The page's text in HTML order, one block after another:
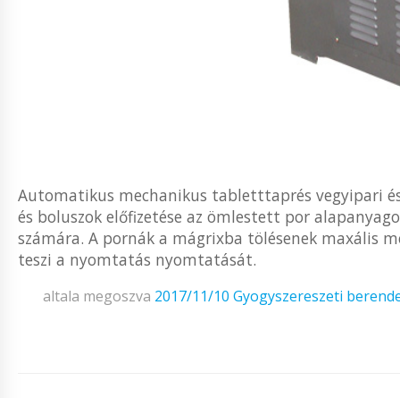
Automatikus mechanikus tabletttaprés vegyipari
és boluszok előfizetése az ömlestett por
számára. A pornák a mágrixba tölésenek maxális
teszi a nyomtatás nyomtatását.
altala megoszva 2017/11/10 Gyogyszereszeti